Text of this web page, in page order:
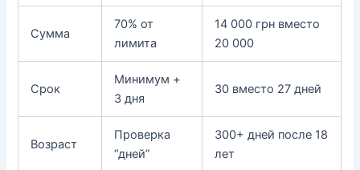
Сумма
70% от
лимита
14 000 грн вместо
20 000
Срок
Минимум +
3 дня
30 вместо 27 дней
Возраст
Проверка
“дней”
300+ дней после 18
лет